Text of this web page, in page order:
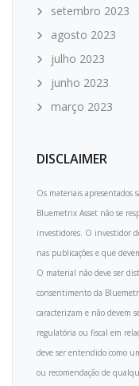
setembro 2023
agosto 2023
julho 2023
junho 2023
março 2023
DISCLAIMER
Os materiais apresentados
Bluemetrix Asset não se
investidores. O investidor
nas publicações e que
O material não deve ser
consentimento da
caracterizam e não devem
regulatória ou fiscal em
deve ser entendido como
ou recomendação de